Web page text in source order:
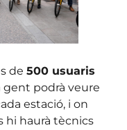
de 500 usuaris
gent podrà veure
estació, i on
hi haurà tècnics